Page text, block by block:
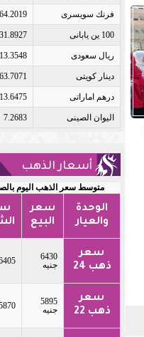
فرنك سويسرى 64.2019
100 ين يابانى 31.8927
ريال سعودى 13.3548
دينار كويتى
درهم اماراتى 13.6475
اليوان الصينى 7.2683
أسعار الذهب
متوسط سعر الذهب اليوم
الوحدة
والعيار
سعر
البيع
سعر
ذهب 24
6430
جنيه
6405
سعر
ذهب 22
5895
جنيه
5870